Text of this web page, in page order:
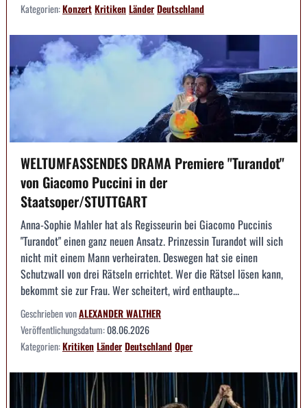
Kategorien:KonzertKritikenLänderDeutschland
WELTUMFASSENDES DRAMA Premiere "Turandot"
von Giacomo Puccini in der
Staatsoper/STUTTGART
Anna-Sophie Mahler hat als Regisseurin bei Giacomo Puccinis
"Turandot" einen ganz neuen Ansatz. Prinzessin Turandot will sich
nicht mit einem Mann verheiraten. Deswegen hat sie einen
Schutzwall von drei Rätseln errichtet. Wer die Rätsel lösen kann,
bekommt sie zur Frau. Wer scheitert, wird enthaupte...
Geschrieben vonALEXANDER WALTHER
Veröffentlichungsdatum:08.06.2026
Kategorien:KritikenLänderDeutschlandOper